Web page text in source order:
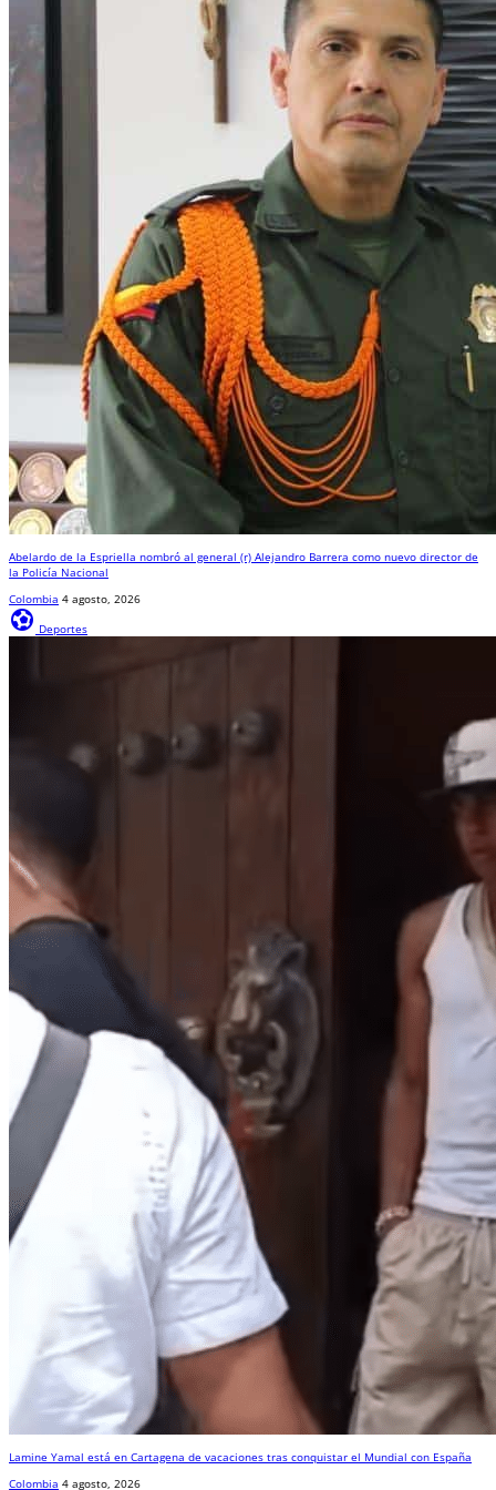
Abelardo de la Espriella nombró al general (r) Alejandro Barrera como nuevo director de
la Policía Nacional
Colombia 4 agosto, 2026
sports_and_outdoors Deportes
Lamine Yamal está en Cartagena de vacaciones tras conquistar el Mundial con España
Colombia 4 agosto, 2026